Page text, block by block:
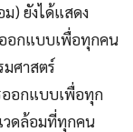
) ยังได้แสดง
ออกแบบเพื่อทุกคน
มศาสตร์
ออกแบบเพื่อทุก
ดล้อมที่ทุกคน